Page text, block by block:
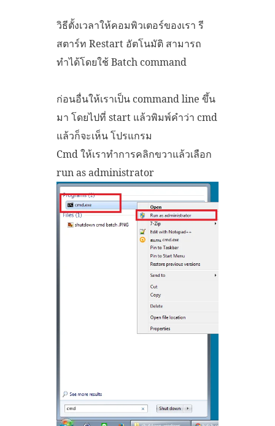
วิธีตั้งเวลาให้คอมพิวเตอร์ของเรา รี
สตาร์ท Restart อัตโนมัติ สามารถ
ทำได้โดยใช้ Batch command
ก่อนอื่นให้เราเป็น command line ขึ้น
มา โดยไปที่ start แล้วพิมพ์คำว่า cmd
แล้วก็จะเห็น โปรแกรม
Cmd ให้เราทำการคลิกขวาแล้วเลือก
run as administrator